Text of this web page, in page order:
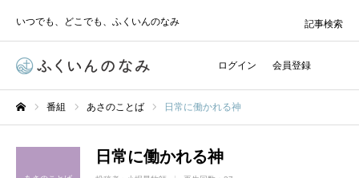
いつでも、どこでも、ふくいんのなみ
ログイン 会員登録
記事検索
番組 あさのことば 日常に働かれる神
日常に働かれる神